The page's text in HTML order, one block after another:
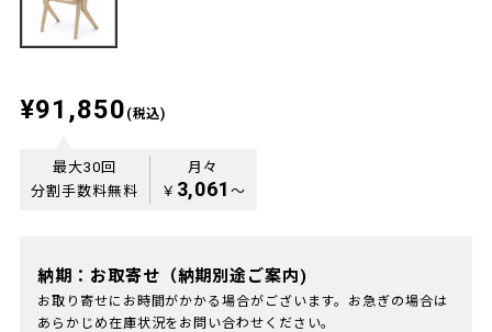
¥91,850 (税込)
最大30回
分割手数料無料
月々
￥ 3,061〜
納期：お取寄せ（納期別途ご案内)
お取り寄せにお時間がかかる場合がございます。お急ぎの場合は
あらかじめ在庫状況をお問い合わせください。